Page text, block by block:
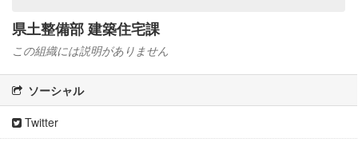
県土整備部 建築住宅課
この組織には説明がありません
ソーシャル
Twitter